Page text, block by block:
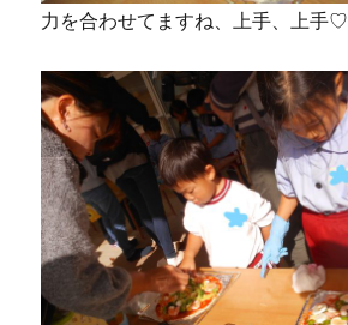
力を合わせてますね、上手、上手♡